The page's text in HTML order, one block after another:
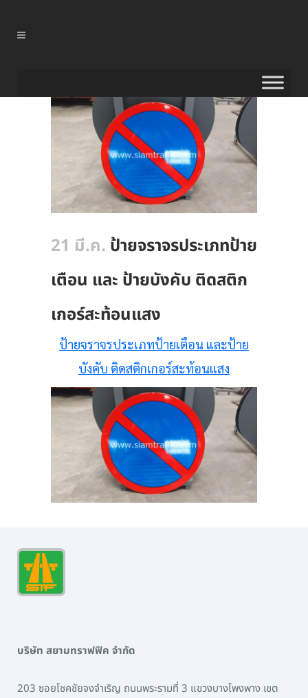
21 มี.ค. ป้ายจราจรประเภทป้าย
เตือน และ ป้ายบังคับ ติดสติก
เกอร์สะท้อนแสง
ป้ายจราจรประเภทป้ายเตือน และป้าย
บังคับ ติดสติกเกอร์สะท้อนแสง
บริษัท สยามทราฟฟิค จำกัด
203 ซอยโชคชัยจงจำเริญ ถนนพระรามที่ 3 แขวงบางโพงพาง เขต